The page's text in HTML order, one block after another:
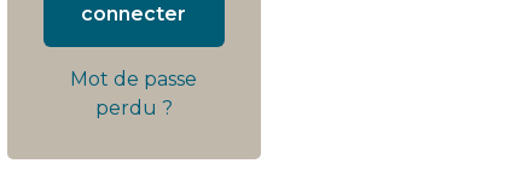
connecter
Mot de passe
perdu ?